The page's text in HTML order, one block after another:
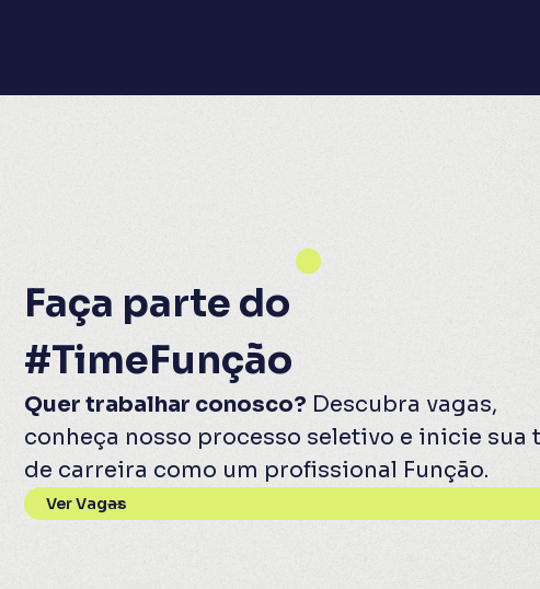
Faça parte do
#TimeFunção
Quer trabalhar conosco? Descubra vagas,
conheça nosso processo seletivo e inicie sua
de carreira como um profissional Função.
Ver Vagas